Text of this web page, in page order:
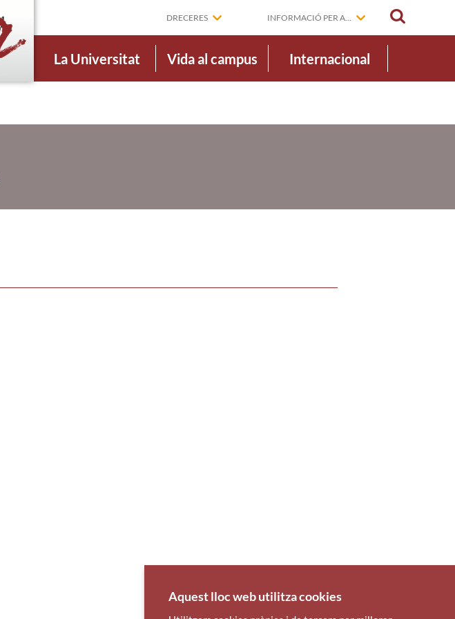
DRECERES INFORMACIÓ PER A...
La Universitat Vida al campus Internacional
Aquest lloc web utilitza cookies